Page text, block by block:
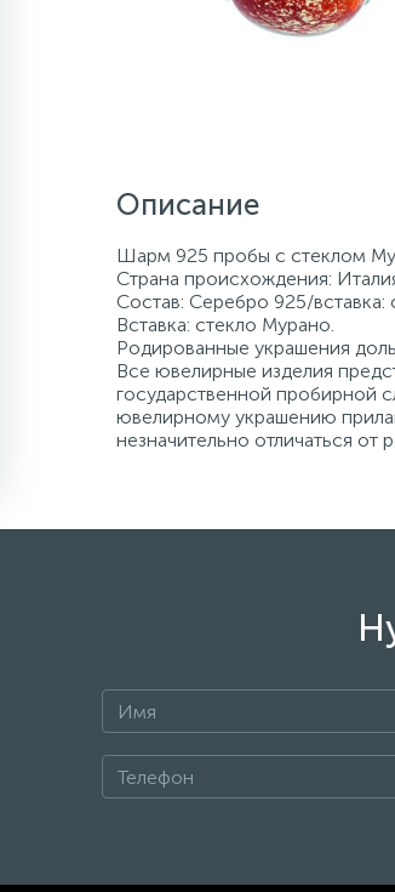
Описание
Шарм 925 пробы с стеклом
Страна происхождения:
Состав: Серебро 925/
Вставка: стекло Мурано.
Родированные украшения
Все ювелирные изделия
государственной пробирной
ювелирному украшению
незначительно отличаться